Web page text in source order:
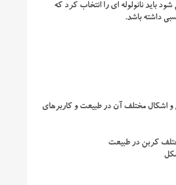
باید نانولوله ای را انتخاب کرد که
داشته باشد.
و اشکال مختلف آن در طبیعت و کاربرهای